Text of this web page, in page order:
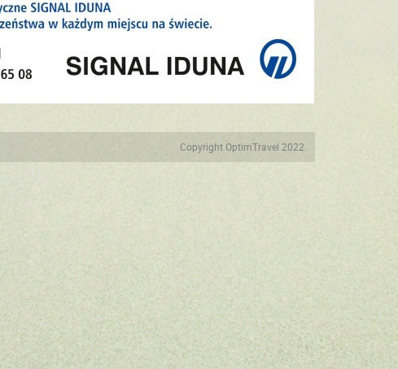
Copyright OptimTravel 2022.